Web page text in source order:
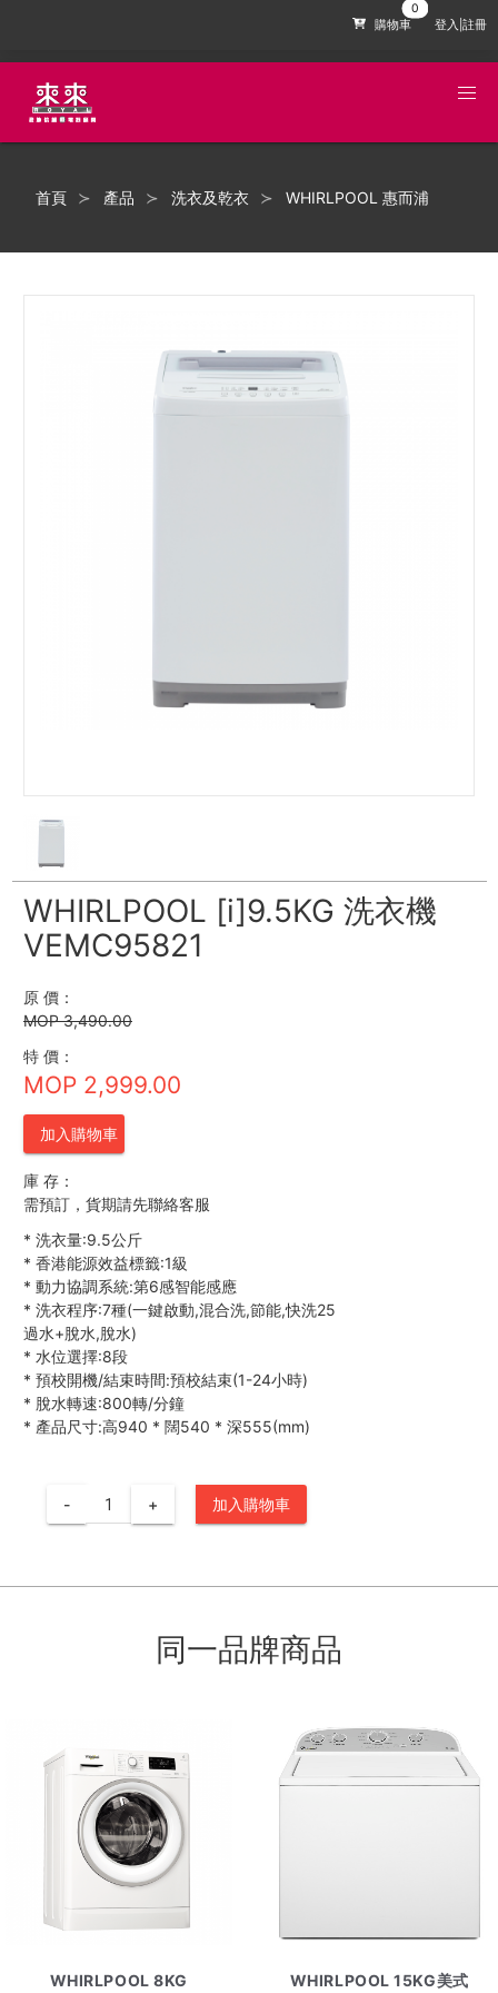
購物車 登入|註冊
首頁 產品 洗衣及乾衣 WHIRLPOOL 惠而浦
WHIRLPOOL [i]9.5KG 洗衣機
VEMC95821
原 價：
MOP 3,490.00
特 價：
MOP 2,999.00
加入購物車
庫 存：
需預訂，貨期請先聯絡客服
* 洗衣量:9.5公斤
* 香港能源效益標籤:1級
* 動力協調系統:第6感智能感應
* 洗衣程序:7種(一鍵啟動,混合洗,節能,快洗25
過水+脫水,脫水)
* 水位選擇:8段
* 預校開機/結束時間:預校結束(1-24小時)
* 脫水轉速:800轉/分鐘
* 產品尺寸:高940 * 闊540 * 深555(mm)
- + 加入購物車
同一品牌商品
WHIRLPOOL 8KG WHIRLPOOL 15KG美式